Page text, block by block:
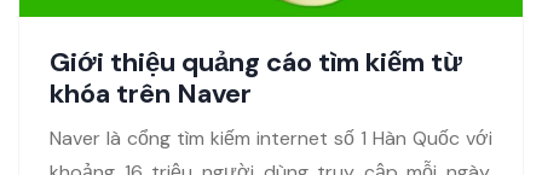
Giới thiệu quảng cáo tìm kiếm từ
khóa trên Naver
Naver là cổng tìm kiếm internet số 1 Hàn Quốc với